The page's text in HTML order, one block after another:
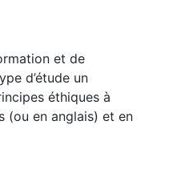
et de
d’étude un
éthiques à
(ou en anglais) et en